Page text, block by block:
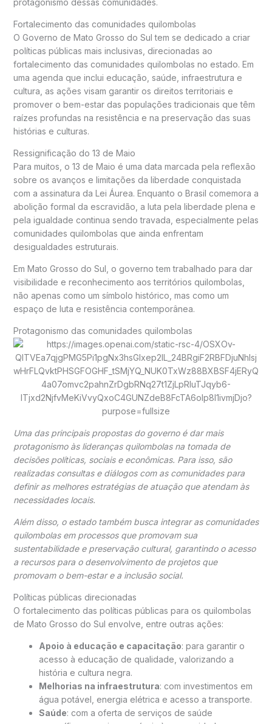
protagonismo dessas comunidades.
Fortalecimento das comunidades quilombolas
O Governo de Mato Grosso do Sul tem se dedicado a criar
políticas públicas mais inclusivas, direcionadas ao
fortalecimento das comunidades quilombolas no estado. Em
uma agenda que inclui educação, saúde, infraestrutura e
cultura, as ações visam garantir os direitos territoriais e
promover o bem-estar das populações tradicionais que têm
raízes profundas na resistência e na preservação das suas
histórias e culturas.
Ressignificação do 13 de Maio
Para muitos, o 13 de Maio é uma data marcada pela reflexão
sobre os avanços e limitações da liberdade conquistada
com a assinatura da Lei Áurea. Enquanto o Brasil comemora a
abolição formal da escravidão, a luta pela liberdade plena e
pela igualdade continua sendo travada, especialmente pelas
comunidades quilombolas que ainda enfrentam
desigualdades estruturais.
Em Mato Grosso do Sul, o governo tem trabalhado para dar
visibilidade e reconhecimento aos territórios quilombolas,
não apenas como um símbolo histórico, mas como um
espaço de luta e resistência contemporânea.
Protagonismo das comunidades quilombolas
Uma das principais propostas do governo é dar mais
protagonismo às lideranças quilombolas na tomada de
decisões políticas, sociais e econômicas. Para isso, são
realizadas consultas e diálogos com as comunidades para
definir as melhores estratégias de atuação que atendam às
necessidades locais.
Além disso, o estado também busca integrar as comunidades
quilombolas em processos que promovam sua
sustentabilidade e preservação cultural, garantindo o acesso
a recursos para o desenvolvimento de projetos que
promovam o bem-estar e a inclusão social.
Políticas públicas direcionadas
O fortalecimento das políticas públicas para os quilombolas
de Mato Grosso do Sul envolve, entre outras ações:
Apoio à educação e capacitação: para garantir o
acesso à educação de qualidade, valorizando a
história e cultura negra.
Melhorias na infraestrutura: com investimentos em
água potável, energia elétrica e acesso a transporte.
Saúde: com a oferta de serviços de saúde